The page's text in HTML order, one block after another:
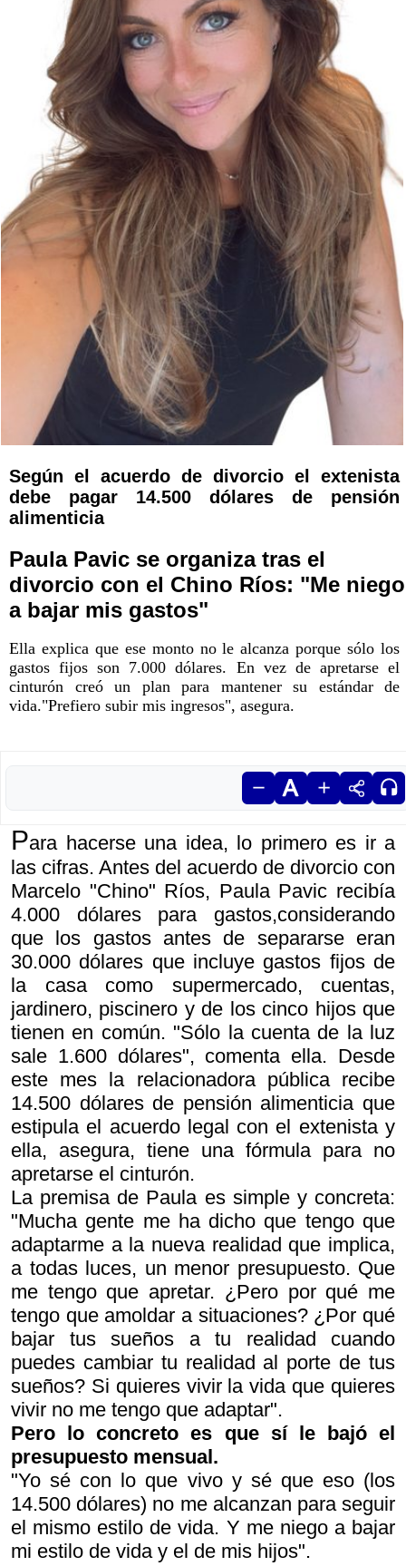
Según el acuerdo de divorcio el extenista
debe pagar 14.500 dólares de pensión
alimenticia
Paula Pavic se organiza tras el
divorcio con el Chino Ríos: "Me niego
a bajar mis gastos"
Ella explica que ese monto no le alcanza porque sólo los
gastos fijos son 7.000 dólares. En vez de apretarse el
cinturón creó un plan para mantener su estándar de
vida."Prefiero subir mis ingresos", asegura.
Para hacerse una idea, lo primero es ir a
las cifras. Antes del acuerdo de divorcio con
Marcelo "Chino" Ríos, Paula Pavic recibía
4.000 dólares para gastos,considerando
que los gastos antes de separarse eran
30.000 dólares que incluye gastos fijos de
la casa como supermercado, cuentas,
jardinero, piscinero y de los cinco hijos que
tienen en común. "Sólo la cuenta de la luz
sale 1.600 dólares", comenta ella. Desde
este mes la relacionadora pública recibe
14.500 dólares de pensión alimenticia que
estipula el acuerdo legal con el extenista y
ella, asegura, tiene una fórmula para no
apretarse el cinturón.
La premisa de Paula es simple y concreta:
"Mucha gente me ha dicho que tengo que
adaptarme a la nueva realidad que implica,
a todas luces, un menor presupuesto. Que
me tengo que apretar. ¿Pero por qué me
tengo que amoldar a situaciones? ¿Por qué
bajar tus sueños a tu realidad cuando
puedes cambiar tu realidad al porte de tus
sueños? Si quieres vivir la vida que quieres
vivir no me tengo que adaptar".
Pero lo concreto es que sí le bajó el
presupuesto mensual.
"Yo sé con lo que vivo y sé que eso (los
14.500 dólares) no me alcanzan para seguir
el mismo estilo de vida. Y me niego a bajar
mi estilo de vida y el de mis hijos".